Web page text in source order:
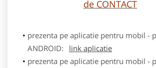
de CONTACT
prezenta pe aplicatie pentru mobil -
ANDROID:
link aplicatie
prezenta pe aplicatie pentru mobil -